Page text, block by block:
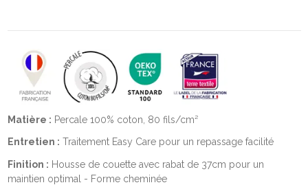
Matière : Percale 100% coton, 80 fils/cm²
Entretien : Traitement Easy Care pour un repassage facilité
Finition : Housse de couette avec rabat de 37cm pour un
maintien optimal - Forme cheminée